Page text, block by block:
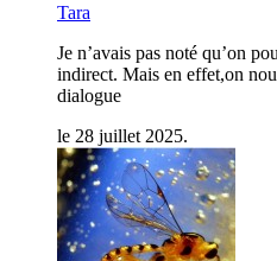
Tara
Je n’avais pas noté qu’on
indirect. Mais en effet,on
dialogue
le 28 juillet 2025.